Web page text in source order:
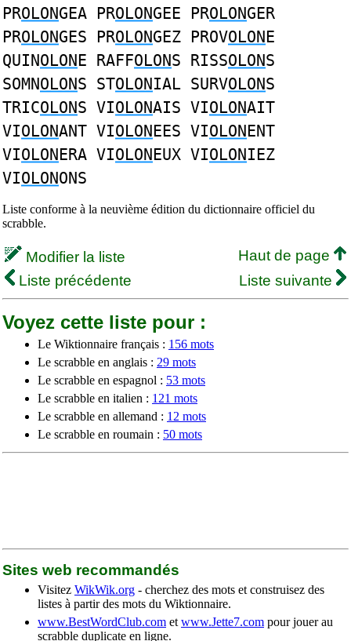
PROLONGEA PROLONGEE PROLONGER
PROLONGES PROLONGEZ PROVOLONE
QUINOLONE RAFFOLONS RISSOLONS
SOMNOLONS STOLONIAL SURVOLONS
TRICOLONS VIOLONAIS VIOLONAIT
VIOLONANT VIOLONEES VIOLONENT
VIOLONERA VIOLONEUX VIOLONIEZ
VIOLONONS
Liste conforme à la neuvième édition du dictionnaire officiel du
scrabble.
Modifier la liste
Haut de page
Liste précédente
Liste suivante
Voyez cette liste pour :
Le Wiktionnaire français : 156 mots
Le scrabble en anglais : 29 mots
Le scrabble en espagnol : 53 mots
Le scrabble en italien : 121 mots
Le scrabble en allemand : 12 mots
Le scrabble en roumain : 50 mots
Sites web recommandés
Visitez WikWik.org - cherchez des mots et construisez des
listes à partir des mots du Wiktionnaire.
www.BestWordClub.com et www.Jette7.com pour jouer au
scrabble duplicate en ligne.